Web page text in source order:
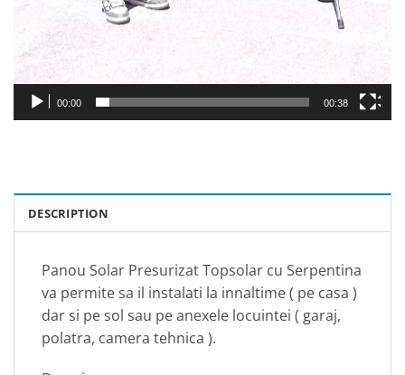
00:00 00:38
DESCRIPTION
Panou Solar Presurizat Topsolar cu Serpentina
va permite sa il instalati la innaltime ( pe casa )
dar si pe sol sau pe anexele locuintei ( garaj,
polatra, camera tehnica ).